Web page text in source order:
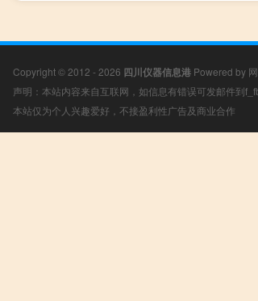
Copyright © 2012 - 2026 四川仪器信息港 Powered by
声明：本站内容来自互联网，如信息有错误可发邮件到
本站仅为个人兴趣爱好，不接盈利性广告及商业合作